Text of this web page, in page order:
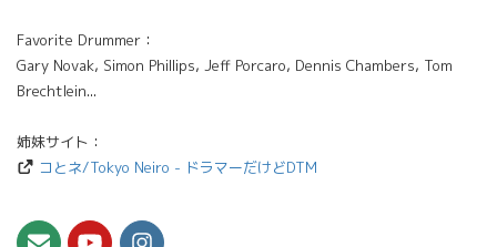
Favorite Drummer：
Gary Novak, Simon Phillips, Jeff Porcaro, Dennis Chambers, Tom
Brechtlein...
姉妹サイト：
コとネ/Tokyo Neiro - ドラマーだけどDTM